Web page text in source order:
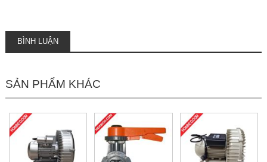
BÌNH LUẬN
SẢN PHẨM KHÁC